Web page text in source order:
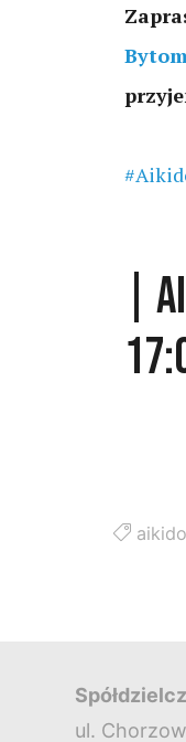
|
aikido
ul.